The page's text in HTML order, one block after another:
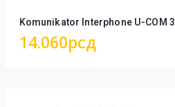
Komunikator Interphone U-COM 3
14.060рсд